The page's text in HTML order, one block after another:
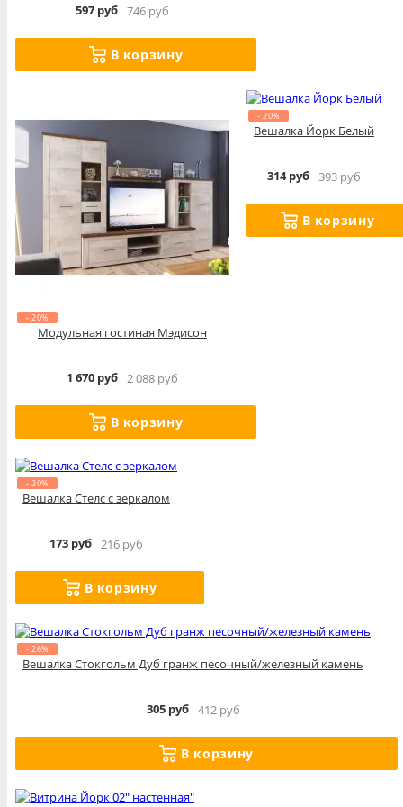
597 руб 746 руб
В корзину
- 20%
Модульная гостиная Мэдисон
1 670 руб 2 088 руб
В корзину
- 20%
Вешалка Йорк Белый
314 руб 393 руб
В корзину
- 20%
Вешалка Стелс с зеркалом
173 руб 216 руб
В корзину
- 26%
Вешалка Стокгольм Дуб гранж песочный/железный камень
305 руб 412 руб
В корзину